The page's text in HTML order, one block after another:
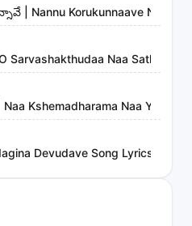
| Nannu Korukunnaave Nannu
Sarvashakthudaa Naa
Naa Yesayya
Devudave Song Lyrics